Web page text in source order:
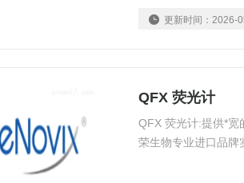
更新时间：2026-
QFX 荧光计
QFX 荧光计:提供*宽
荣生物专业进口品牌